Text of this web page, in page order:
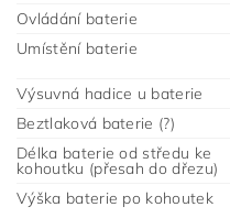
Ovládání baterie
Umístění baterie
Výsuvná hadice u baterie
Beztlaková baterie (?)
Délka baterie od středu ke
kohoutku (přesah do dřezu)
Výška baterie po kohoutek